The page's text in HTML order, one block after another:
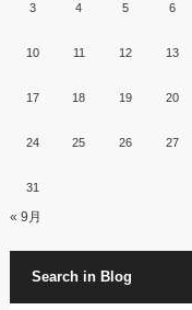
3 4 5 6
10 11 12 13
17 18 19 20
24 25 26 27
31
« 9月
Search in Blog